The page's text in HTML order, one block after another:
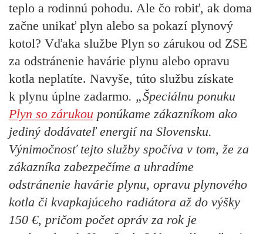
teplo a rodinnú pohodu. Ale čo robiť, ak doma
začne unikať plyn alebo sa pokazí plynový
kotol? Vďaka službe Plyn so zárukou od ZSE
za odstránenie havárie plynu alebo opravu
kotla neplatíte. Navyše, túto službu získate
k plynu úplne zadarmo. „Špeciálnu ponuku
Plyn so zárukou ponúkame zákazníkom ako
jediný dodávateľ energií na Slovensku.
Výnimočnosť tejto služby spočíva v tom, že za
zákazníka zabezpečíme a uhradíme
odstránenie havárie plynu, opravu plynového
kotla či kvapkajúceho radiátora až do výšky
150 €, pričom počet opráv za rok je